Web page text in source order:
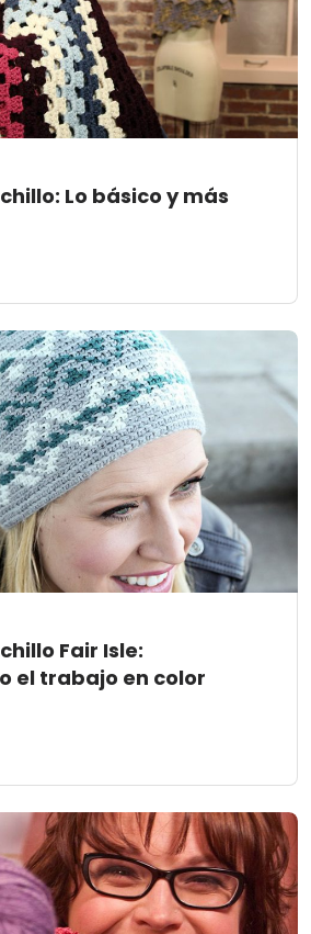
Lo básico y más
Fair Isle:
el trabajo en color